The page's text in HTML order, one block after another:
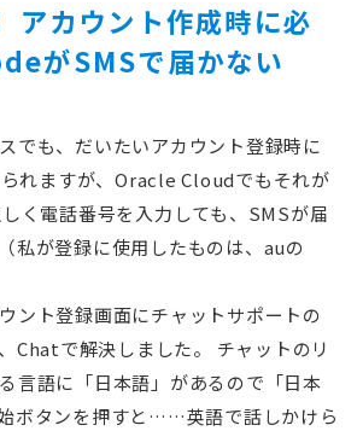
アカウント作成時に必
がSMSで届かない
でも、だいたいアカウント登録時に
れますが、Oracle Cloudでもそれが
く電話番号を入力しても、SMSが届
私が登録に使用したものは、auの
ント登録画面にチャットサポートの
Chatで解決しました。 チャットのリ
言語に「日本語」があるので「日本
ボタンを押すと……英語で話しかけら